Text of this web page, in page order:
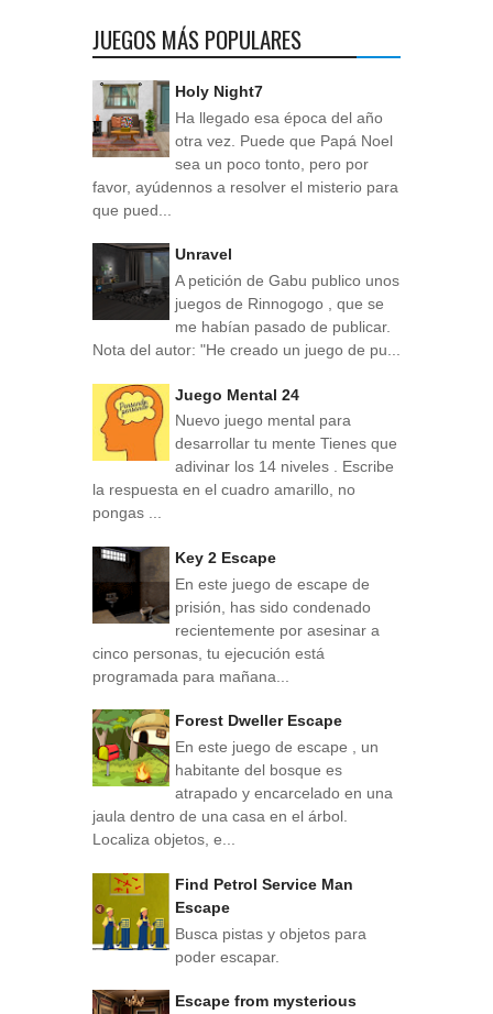
JUEGOS MÁS POPULARES
Holy Night7
Ha llegado esa época del año
otra vez. Puede que Papá Noel
sea un poco tonto, pero por
favor, ayúdennos a resolver el misterio para
que pued...
Unravel
A petición de Gabu publico unos
juegos de Rinnogogo , que se
me habían pasado de publicar.
Nota del autor: "He creado un juego de pu...
Juego Mental 24
Nuevo juego mental para
desarrollar tu mente Tienes que
adivinar los 14 niveles . Escribe
la respuesta en el cuadro amarillo, no
pongas ...
Key 2 Escape
En este juego de escape de
prisión, has sido condenado
recientemente por asesinar a
cinco personas, tu ejecución está
programada para mañana...
Forest Dweller Escape
En este juego de escape , un
habitante del bosque es
atrapado y encarcelado en una
jaula dentro de una casa en el árbol.
Localiza objetos, e...
Find Petrol Service Man
Escape
Busca pistas y objetos para
poder escapar.
Escape from mysterious